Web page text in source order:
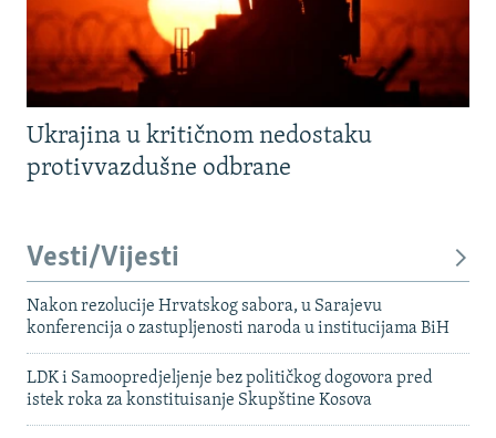
Ukrajina u kritičnom nedostaku
protivvazdušne odbrane
Vesti/Vijesti
Nakon rezolucije Hrvatskog sabora, u Sarajevu
konferencija o zastupljenosti naroda u institucijama BiH
LDK i Samoopredjeljenje bez političkog dogovora pred
istek roka za konstituisanje Skupštine Kosova